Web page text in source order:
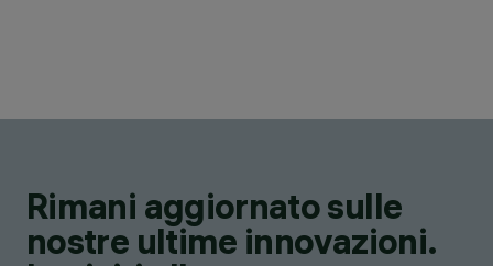
Rimani aggiornato sulle
nostre ultime innovazioni.